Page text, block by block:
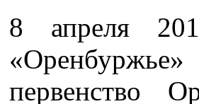
8 апреля
первенство